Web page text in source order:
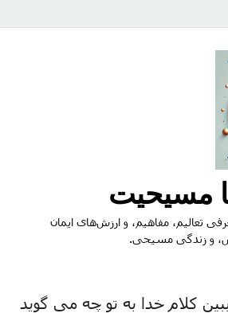
مسیحیت
تعالیم، مفاهیم، و ارزش‌های ایمان
و زندگی مسیحی.
کلام خدا به تو چه می گوید